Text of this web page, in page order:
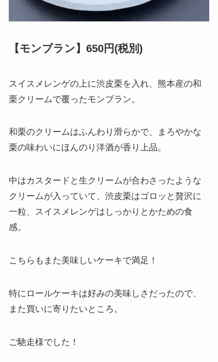
【モンブラン】650円(税別)
スイスメレンゲの上に渋皮栗を入れ、熊本産の和
栗クリームで覆ったモンブラン。
和栗のクリームはふんわり滑らかで、まろやかな
栗の味わいにほんのり洋酒が香り上品。
中はカスタードと生クリームが合わさったような
クリームが入っていて、渋皮栗はゴロッと贅沢に
一粒、スイスメレンゲはしっかりとかための食
感。
こちらもまた美味しいケーキで満足！
特にロールケーキは好みの美味しさだったので、
また買いに寄りたいところ。
ご馳走様でした！